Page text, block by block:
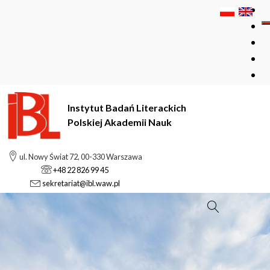
Instytut Badań Literackich
Polskiej Akademii Nauk
ul. Nowy Świat 72, 00-330 Warszawa
+48 22 826 99 45
sekretariat@ibl.waw.pl
Szukaj